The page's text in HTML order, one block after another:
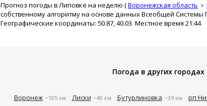
Прогноз погоды в Липовке на неделю (Воронежская область
собственному алгоритму на основе данных Всеобщей
Географические координаты: 50.87, 40.03. Местное время 21:44
Погода в других
Воронеж ~105 км Лиски ~40 км Бутурлиновка ~39 км рп